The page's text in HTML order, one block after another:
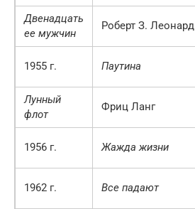
Двенадцать
ее мужчин
Роберт З. Леонард
1955 г. Паутина
Лунный
флот
Фриц Ланг
1956 г. Жажда жизни
1962 г. Все падают